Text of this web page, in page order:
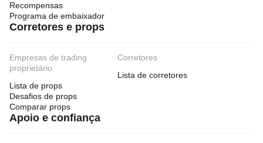
Recompensas
Programa de embaixador
Corretores e props
Empresas de trading
proprietário
Lista de props
Desafios de props
Comparar props
Corretores
Lista de corretores
Apoio e confiança